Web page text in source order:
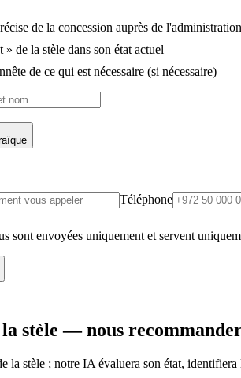
de la concession auprès de l'administration
» de la stèle dans son état actuel
de ce qui est nécessaire (si nécessaire)
Téléphone
sont envoyées uniquement et servent
stèle — nous
la stèle ; notre IA évaluera son état,